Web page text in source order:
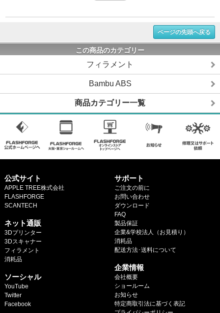
ページの先頭へ戻る
この商品のカテゴリー
フィラメント
Bambu ABS
商品カテゴリー一覧
公式サイト
APPLE TREE株式会社
FLASHFORGE
SCANTECH
ネット通販
3Dプリンター
3Dスキャナー
フィラメント
消耗品
ソーシャル
YouTube
Twitter
Facebook
サポート
ご注文の前に
お問い合わせ
ダウンロード
FAQ
製品保証
企業&学校法人（お見積り）
消耗品
配送方法･送料について
企業情報
会社概要
ショールーム
お知らせ
特定商取引法に基づく表記